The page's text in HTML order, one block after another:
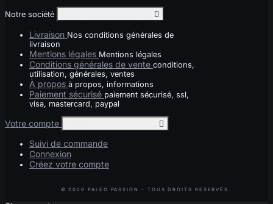
Notre société 
Livraison Nos conditions générales de
livraison
Mentions légales Mentions légales
Conditions générales de vente conditions,
utilisation, générales, ventes
À propos à propos, informations
Paiement sécurisé paiement sécurisé, ssl,
visa, mastercard, paypal
Votre compte 
Suivi de commande
Connexion
Créez votre compte